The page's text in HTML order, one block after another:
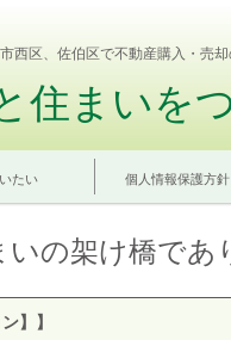
西区、佐伯区で不動産購入・売
住まいを
たい 個人情報保護方針
の架け橋であ
】】